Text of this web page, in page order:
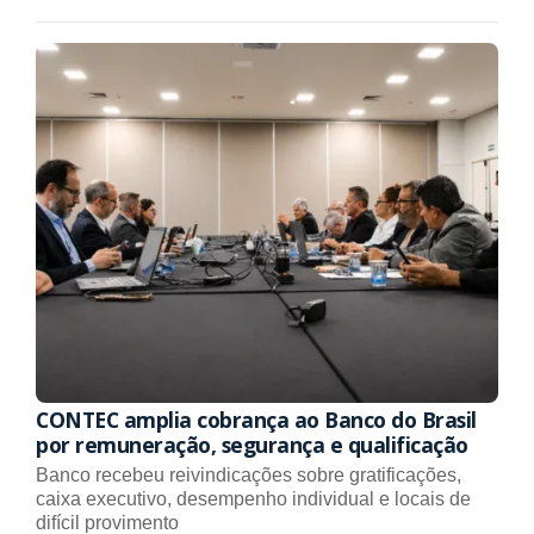
CONTEC amplia cobrança ao Banco do Brasil
por remuneração, segurança e qualificação
Banco recebeu reivindicações sobre gratificações,
caixa executivo, desempenho individual e locais de
difícil provimento